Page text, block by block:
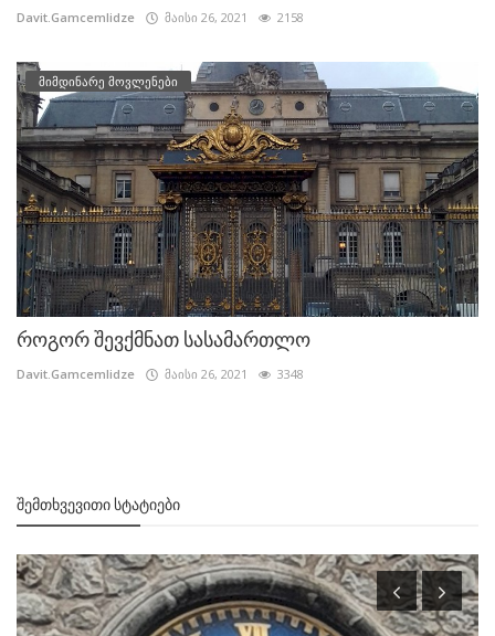
Davit.Gamcemlidze მაისი 26, 2021 2158
მიმდინარე მოვლენები
როგორ შევქმნათ სასამართლო
Davit.Gamcemlidze მაისი 26, 2021 3348
ᲨᲔᲛᲗᲮᲕᲔᲕᲘᲗᲘ ᲡᲢᲐᲢᲘᲔᲑᲘ